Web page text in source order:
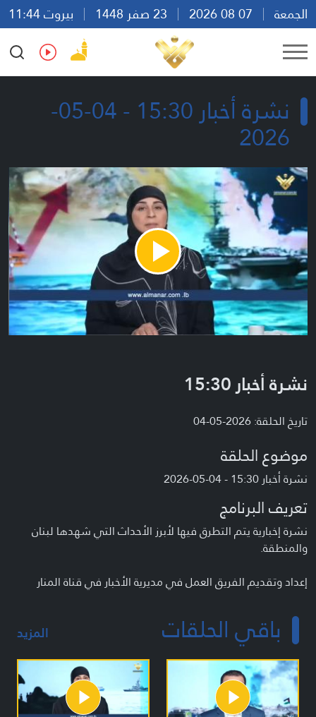
الجمعة
بيروت 11:44
Ar
En Fr Es
نشرة أخبار 15:30 - 04-05-
2026
Play
Video
نشرة أخبار 15:30
تاريخ الحلقة: 2026-05-04
موضوع الحلقة
نشرة أخبار 15:30 - 04-05-2026
تعريف البرنامج
نشرة إخبارية يتم التطرق فيها لأبرز الأحداث التي شهدها لبنان
والمنطقة.
إعداد وتقديم الفريق العمل في مديرية الأخبار في قناة المنار
باقي الحلقات المزيد